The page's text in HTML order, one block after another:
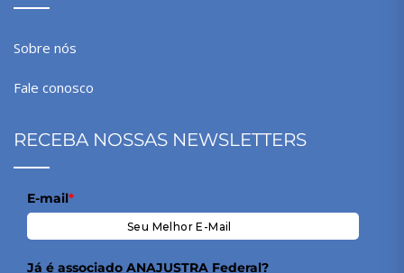
Sobre nós
Fale conosco
RECEBA NOSSAS NEWSLETTERS
E-mail*
Já é associado ANAJUSTRA Federal?